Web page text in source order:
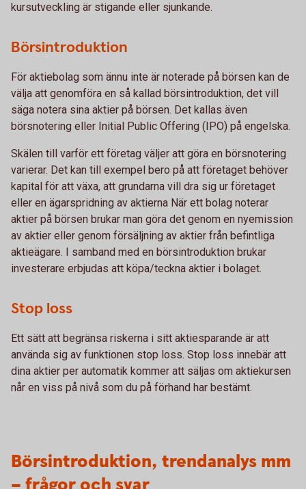
kursutveckling är stigande eller sjunkande.
Börsintroduktion
För aktiebolag som ännu inte är noterade på börsen kan de
välja att genomföra en så kallad börsintroduktion, det vill
säga notera sina aktier på börsen. Det kallas även
börsnotering eller Initial Public Offering (IPO) på engelska.
Skälen till varför ett företag väljer att göra en börsnotering
varierar. Det kan till exempel bero på att företaget behöver
kapital för att växa, att grundarna vill dra sig ur företaget
eller en ägarspridning av aktierna När ett bolag noterar
aktier på börsen brukar man göra det genom en nyemission
av aktier eller genom försäljning av aktier från befintliga
aktieägare. I samband med en börsintroduktion brukar
investerare erbjudas att köpa/teckna aktier i bolaget.
Stop loss
Ett sätt att begränsa riskerna i sitt aktiesparande är att
använda sig av funktionen stop loss. Stop loss innebär att
dina aktier per automatik kommer att säljas om aktiekursen
når en viss på nivå som du på förhand har bestämt.
Börsintroduktion, trendanalys mm